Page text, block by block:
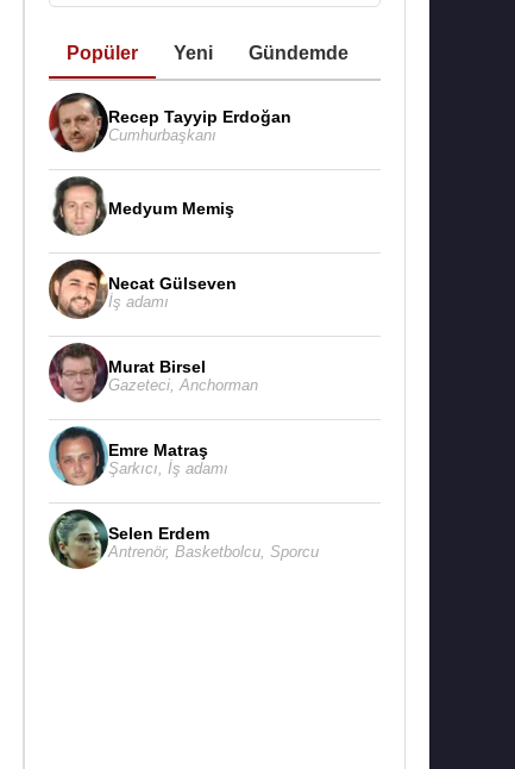
Popüler Yeni Gündemde
Recep Tayyip Erdoğan
Cumhurbaşkanı
Medyum Memiş
Necat Gülseven
İş adamı
Murat Birsel
Gazeteci Anchorman
Emre Matraş
Şarkıcı İş adamı
Selen Erdem
Antrenör, Basketbolcu Sporcu